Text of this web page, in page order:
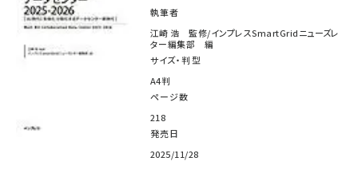
執筆者
江崎 浩 監修/インプレスSmartGridニューズレ
ター編集部 編
サイズ・判型
A4判
ページ数
218
発売日
2025/11/28